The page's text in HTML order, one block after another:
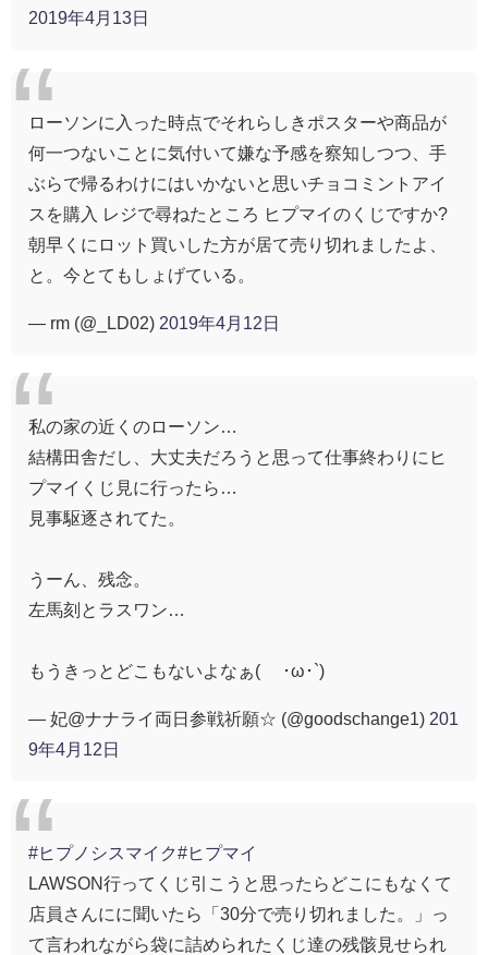
2019年4月13日
ローソンに入った時点でそれらしきポスターや商品が
何一つないことに気付いて嫌な予感を察知しつつ、手
ぶらで帰るわけにはいかないと思いチョコミントアイ
スを購入 レジで尋ねたところ ヒプマイのくじですか?
朝早くにロット買いした方が居て売り切れましたよ、
と。今とてもしょげている。
— rm (@_LD02) 2019年4月12日
私の家の近くのローソン…
結構田舎だし、大丈夫だろうと思って仕事終わりにヒ
プマイくじ見に行ったら…
見事駆逐されてた。
うーん、残念。
左馬刻とラスワン…
もうきっとどこもないよなぁ( ´･ω･`)
— 妃@ナナライ両日参戦祈願☆ (@goodschange1) 201
9年4月12日
#ヒプノシスマイク#ヒプマイ
LAWSON行ってくじ引こうと思ったらどこにもなくて
店員さんにに聞いたら「30分で売り切れました。」っ
て言われながら袋に詰められたくじ達の残骸見せられ